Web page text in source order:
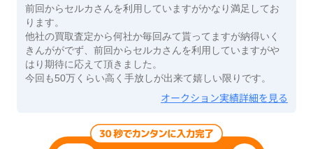
前回からセルカさんを利用していますがかなり満足してお
ります。
他社の買取査定から何社か毎回みて貰ってますが納得いく
きんががでず、前回からセルカさんを利用していますがや
はり期待に応えて頂きました。
今回も50万くらい高く手放しが出来て嬉しい限りです。
オークション実績詳細を見る